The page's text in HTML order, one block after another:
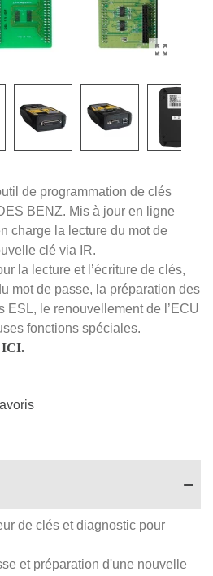
de programmation de clés
BENZ. Mis à jour en ligne
charge la lecture du mot de
clé via IR.
la lecture et l’écriture de clés,
mot de passe, la préparation des
ESL, le renouvellement de l’ECU
fonctions spéciales.
ICI.
de clés et diagnostic pour
et préparation d'une nouvelle